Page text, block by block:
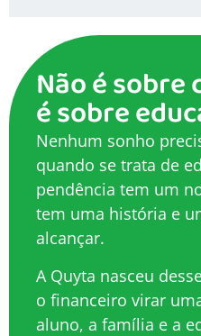
Não é sobre
é sobre
Nenhum sonho
quando se trata de
pendência tem um
tem uma história e
alcançar.
A Quyta nasceu
o financeiro virar
aluno, a família e a